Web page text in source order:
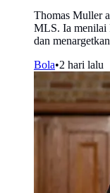
Thomas Muller
MLS. Ia menilai
dan
Bola•2 hari lalu